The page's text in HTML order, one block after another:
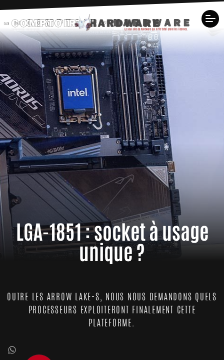
LGA-1851 : socket à usage
unique ?
OUTRE LES ARROW LAKE-S, NOUS NOUS DEMANDONS QUELS
PROCESSEURS EXPLOITERONT FINALEMENT CETTE
PLATEFORME.